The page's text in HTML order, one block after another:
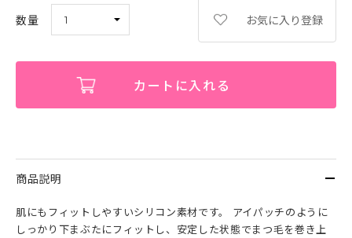
お気に入り登録
カートに入れる
商品説明
肌にもフィットしやすいシリコン素材です。 アイパッチのように
しっかり下まぶたにフィットし、安定した状態でまつ毛を巻き上